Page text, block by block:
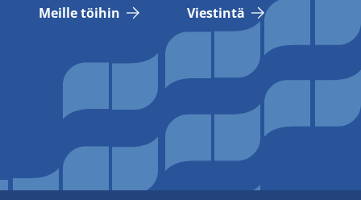
Meil­le töi­hin
Vies­tin­tä